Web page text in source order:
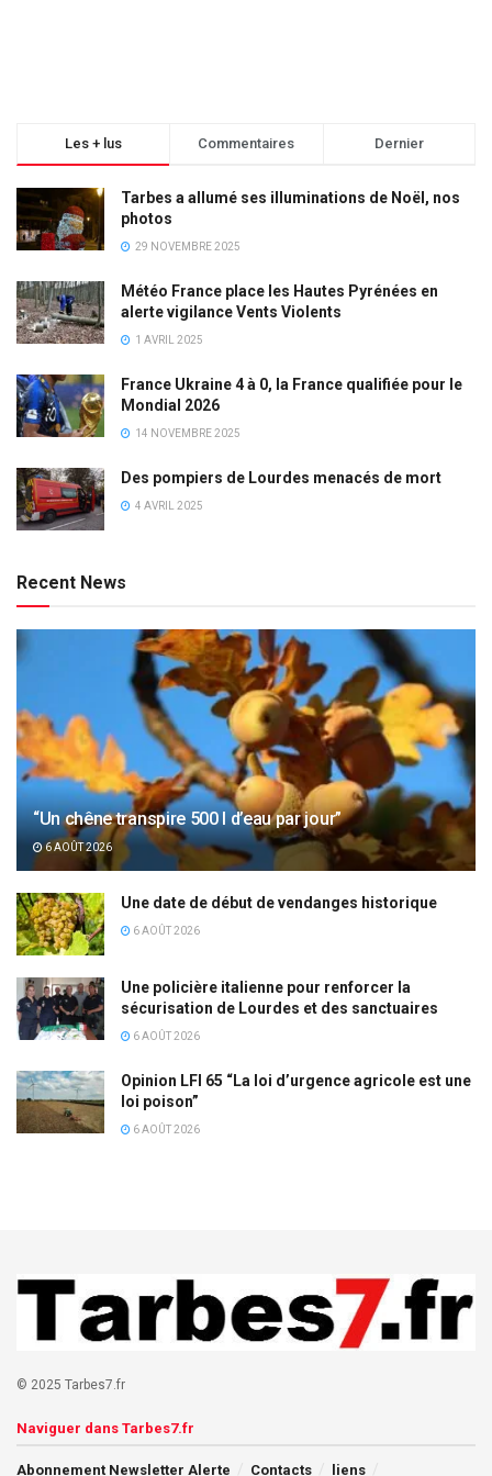
Les + lus Commentaires Dernier
Tarbes a allumé ses illuminations de Noël, nos
photos
29 NOVEMBRE 2025
Météo France place les Hautes Pyrénées en
alerte vigilance Vents Violents
1 AVRIL 2025
France Ukraine 4 à 0, la France qualifiée pour le
Mondial 2026
14 NOVEMBRE 2025
Des pompiers de Lourdes menacés de mort
4 AVRIL 2025
Recent News
“Un chêne transpire 500 l d’eau par jour”
6 AOÛT 2026
Une date de début de vendanges historique
6 AOÛT 2026
Une policière italienne pour renforcer la
sécurisation de Lourdes et des sanctuaires
6 AOÛT 2026
Opinion LFI 65 “La loi d’urgence agricole est une
loi poison”
6 AOÛT 2026
© 2025 Tarbes7.fr
Naviguer dans Tarbes7.fr
Abonnement Newsletter Alerte Contacts liens